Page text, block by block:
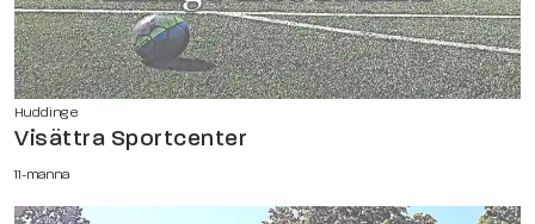
Huddinge
Visättra Sportcenter
11-manna